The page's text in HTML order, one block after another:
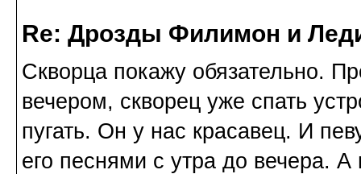
Re: Дрозды Филимон и
Скворца покажу обязательно.
вечером, скворец уже спать
пугать. Он у нас красавец. И
его песнями с утра до вечера. А